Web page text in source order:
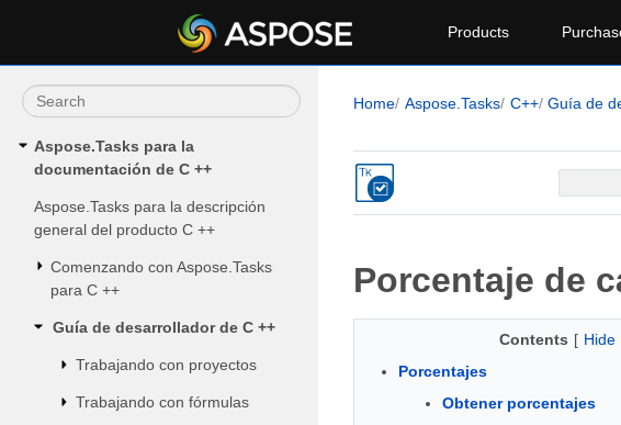
Products
Aspose.Tasks para la
documentación de C ++
Aspose.Tasks para la descripción
general del producto C ++
Comenzando con Aspose.Tasks
para C ++
Guía de desarrollador de C ++
Trabajando con proyectos
Trabajando con fórmulas
Home Aspose.Tasks C++ Guía de
Porcentaje de
Contents [ Hide
Porcentajes
Obtener porcentajes